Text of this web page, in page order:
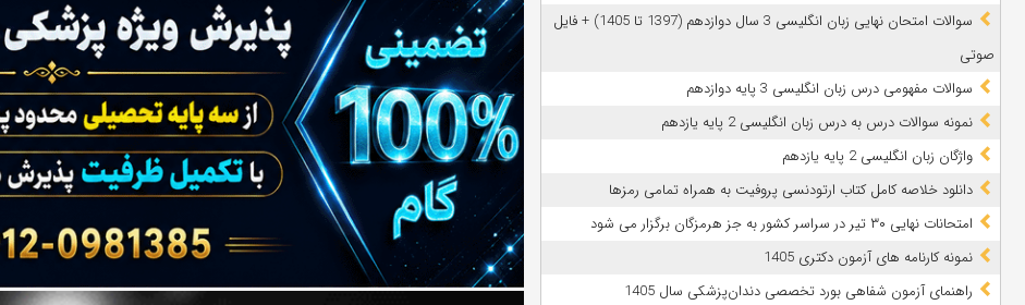
سوالات امتحان نهایی زبان انگلیسی 3 سال دوازدهم (1397 تا 1405) + فایل
صوتی
سوالات مفهومی درس زبان انگلیسی 3 پایه دوازدهم
نمونه سوالات درس به درس زبان انگلیسی 2 پایه یازدهم
واژگان زبان انگلیسی 2 پایه یازدهم
دانلود خلاصه کامل کتاب ارتودنسی پروفیت به همراه تمامی رمزها
امتحانات نهایی ۳۰ تیر در سراسر کشور به جز هرمزگان برگزار می شود
نمونه کارنامه های آزمون دکتری 1405
راهنمای آزمون شفاهی بورد تخصصی دندان‌پزشکی سال 1405